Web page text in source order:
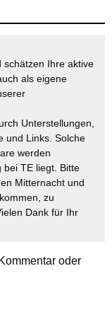
schätzen Ihre aktive
als eigene
Unterstellungen,
und Links. Solche
werden
bei TE liegt. Bitte
Mitternacht und
zu
Dank für Ihr
oder